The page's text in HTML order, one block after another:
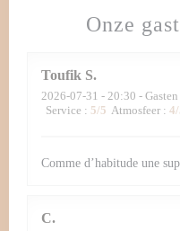
Onze
Toufik S
2026-07-31 - 20:30 - Gasten
Service : 5/5 Atmosfeer : 4
Comme d’habitude une
C